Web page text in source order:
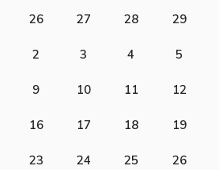
26
27 28 29
2 3 4 5
9 10 11 12
16 17 18 19
23 24 25 26